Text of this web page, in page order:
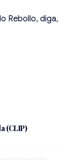
Rebollo, diga,
(CLIP)